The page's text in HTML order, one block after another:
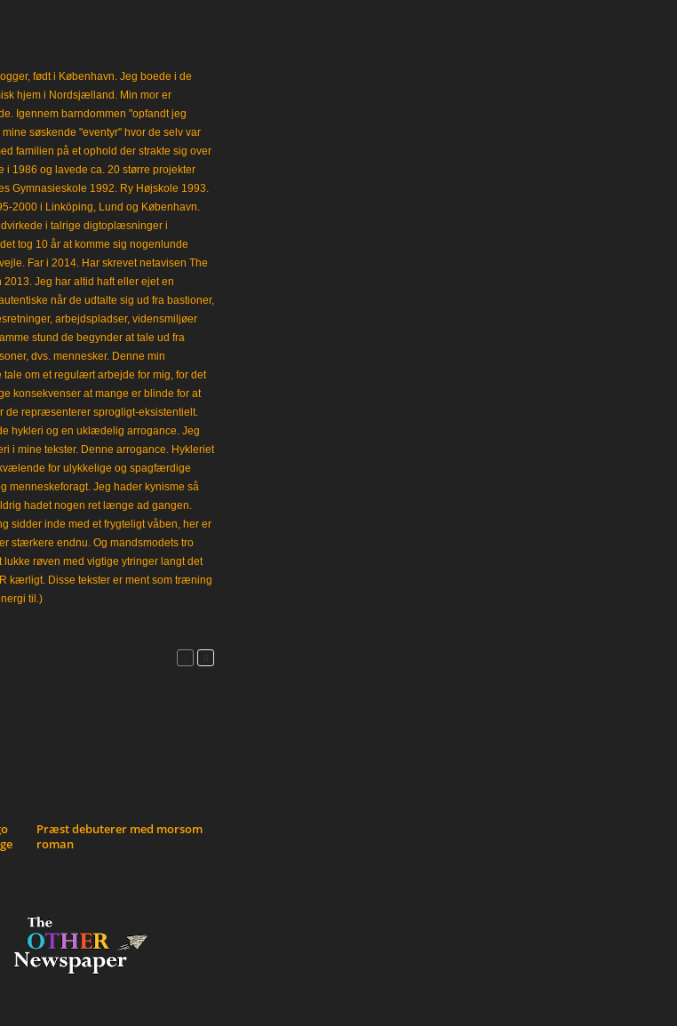
født i København. Jeg boede i de
hjem i Nordsjælland. Min mor er
Igennem barndommen "opfandt jeg
søskende "eventyr" hvor de selv var
familien på et ophold der strakte sig over
i 1986 og lavede ca. 20 større projekter
Gymnasieskole 1992. Ry Højskole 1993.
2000 i Linköping, Lund og København.
i talrige digtoplæsninger i
tog 10 år at komme sig nogenlunde
Far i 2014. Har skrevet netavisen The
Jeg har altid haft eller ejet en
når de udtalte sig ud fra bastioner,
arbejdspladser, vidensmiljøer
stund de begynder at tale ud fra
dvs. mennesker. Denne min
om et regulært arbejde for mig, for det
konsekvenser at mange er blinde for at
de repræsenterer sprogligt-eksistentielt.
hykleri og en uklædelig arrogance. Jeg
i mine tekster. Denne arrogance. Hykleriet
for ulykkelige og spagfærdige
menneskeforagt. Jeg hader kynisme så
hadet nogen ret længe ad gangen.
sidder inde med et frygteligt våben, her er
stærkere endnu. Og mandsmodets tro
røven med vigtige ytringer langt det
kærligt. Disse tekster er ment som træning
til.)
Præst debuterer med morsom
roman